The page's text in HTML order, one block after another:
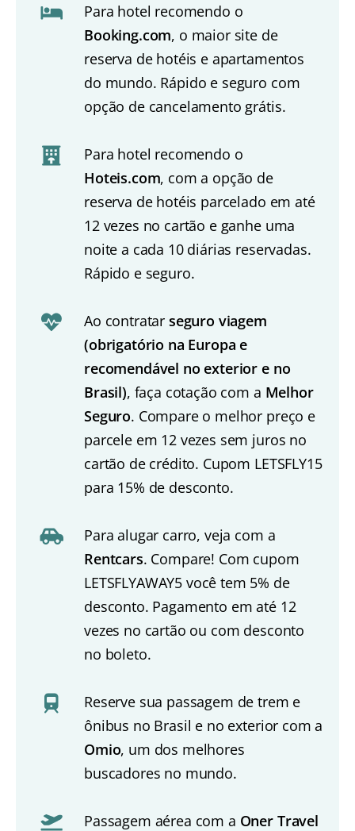
Para hotel recomendo o
Booking.com, o maior site de
reserva de hotéis e apartamentos
do mundo. Rápido e seguro com
opção de cancelamento grátis.
Para hotel recomendo o
Hoteis.com, com a opção de
reserva de hotéis parcelado em até
12 vezes no cartão e ganhe uma
noite a cada 10 diárias reservadas.
Rápido e seguro.
Ao contratar seguro viagem
(obrigatório na Europa e
recomendável no exterior e no
Brasil), faça cotação com a Melhor
Seguro. Compare o melhor preço e
parcele em 12 vezes sem juros no
cartão de crédito. Cupom LETSFLY15
para 15% de desconto.
Para alugar carro, veja com a
Rentcars. Compare! Com cupom
LETSFLYAWAY5 você tem 5% de
desconto. Pagamento em até 12
vezes no cartão ou com desconto
no boleto.
Reserve sua passagem de trem e
ônibus no Brasil e no exterior com a
Omio, um dos melhores
buscadores no mundo.
Passagem aérea com a Oner Travel